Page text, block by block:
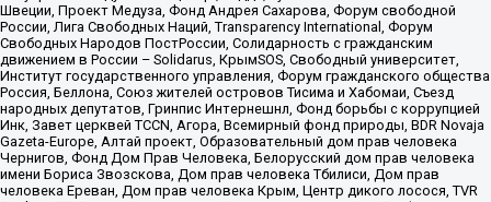
Швеции, Проект Медуза, Фонд Андрея Сахарова, Форум свободной
России, Лига Свободных Наций, Transparеncy International, Форум
Свободных Народов ПостРоссии, Солидарность с гражданским
движением в России – Solidarus, КрымSOS, Свободный университет,
Институт государственного управления, Форум гражданского общества
Россия, Беллона, Союз жителей островов Тисима и Хабомаи, Съезд
народных депутатов, Гринпис Интернешнл, Фонд борьбы с коррупцией
Инк, Завет церквей TCCN, Агора, Всемирный фонд природы, BDR Novaja
Gazeta-Europe, Алтай проект, Образовательный дом прав человека
Чернигов, Фонд Дом Прав Человека, Белорусский дом прав человека
имени Бориса Звозскова, Дом прав человека Тбилиси, Дом прав
человека Ереван, Дом прав человека Крым, Центр дикого лосося, TVR